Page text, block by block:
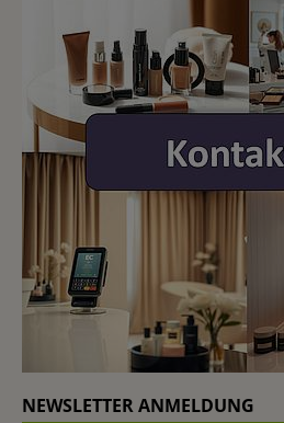
NEWSLETTER ANMELDUNG